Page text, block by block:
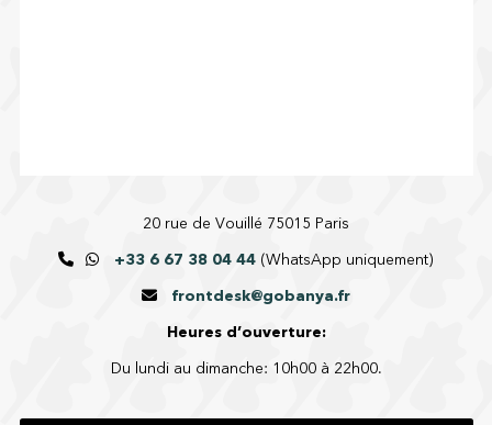
20 rue de Vouillé 75015 Paris
+33 6 67 38 04 44 (WhatsApp uniquement)
frontdesk@gobanya.fr
Heures d’ouverture:
Du lundi au dimanche: 10h00 à 22h00.